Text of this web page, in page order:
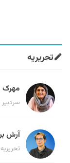
تحریریه
سردبیر
آرش
تحریریه